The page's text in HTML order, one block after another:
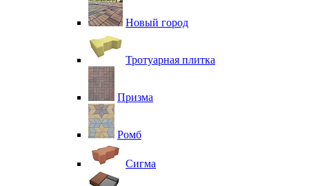
Новый город
Тротуарная плитка
Призма
Ромб
Сигма